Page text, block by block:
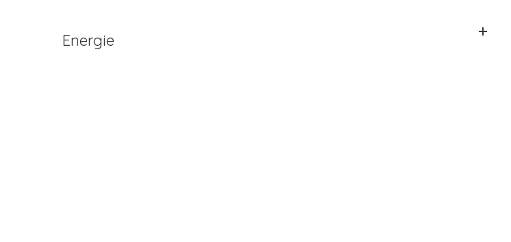
Energie